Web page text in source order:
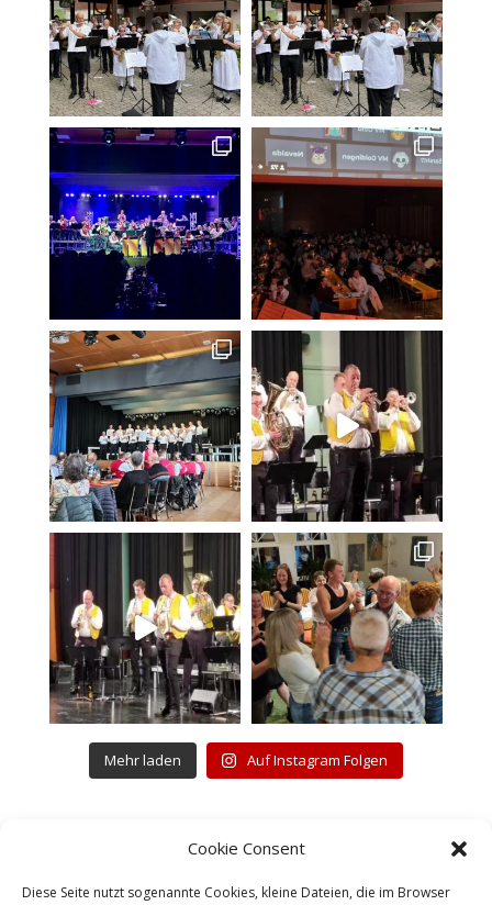
Cookie Consent
Diese Seite nutzt sogenannte Cookies, kleine Dateien, die im Browser
Mehr laden Auf Instagram Folgen